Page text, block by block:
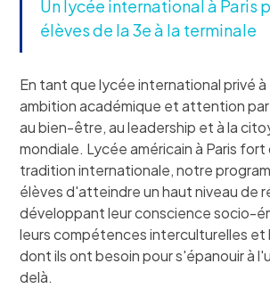
Un lycée international à Paris
élèves de la 3e à la terminale
En tant que lycée international privé à
ambition académique et attention
au bien-être, au leadership et à la
mondiale. Lycée américain à Paris
tradition internationale, notre
élèves d'atteindre un haut niveau de
développant leur conscience socio-
leurs compétences interculturelles et
dont ils ont besoin pour s'épanouir à
delà.